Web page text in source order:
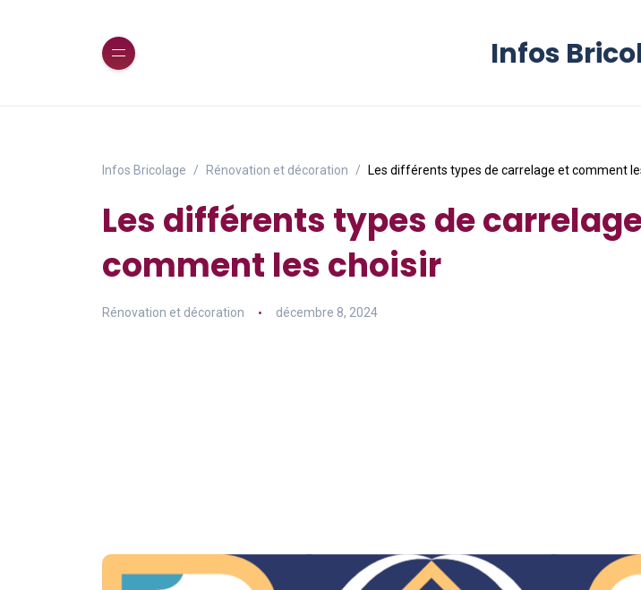
Infos
Infos Bricolage Rénovation et décoration Les différents types de carrelage et comment
Les différents types de
comment les choisir
Rénovation et décoration décembre 8, 2024